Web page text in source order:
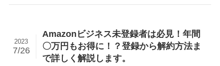
Amazonビジネス未登録者は必見！年間
〇万円もお得に！？登録から解約方法ま
で詳しく解説します。
2023
7/26